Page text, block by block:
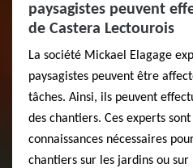
paysagistes peuvent
de Castera Lectourois
La société Mickael Elagage
paysagistes peuvent être
tâches. Ainsi, ils peuvent
des chantiers. Ces experts
connaissances nécessaires
chantiers sur les jardins ou sur